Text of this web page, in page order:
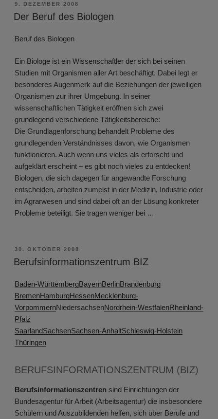
VERÖFFENTLICHT
AM
9. DEZEMBER 2008
Der Beruf des Biologen
Beruf des Biologen
Ein Biologe ist ein Wissenschaftler der sich bei seinen
Studien mit Organismen aller Art beschäftigt. Dabei legt er
besonderes Augenmerk auf die Beziehungen der jeweiligen
Organismen zur ihrer Umgebung. In seiner
wissenschaftlichen Tätigkeit eröffnen sich zwei
grundlegend verschiedene Tätigkeitsbereiche:
Die Grundlagenforschung behandelt Probleme des
grundlegenden Verständnisses davon, wie Organismen
funktionieren. Auch wenn uns vieles als erforscht und
aufgeklärt erscheint – es gibt noch vieles zu entdecken!
Biologen, die sich dagegen für angewandte Forschung
entscheiden, arbeiten zumeist in der Medizin, Industrie oder
im Agrarwesen und sind dabei oft an der Lösung konkreter
Probleme beteiligt. Sie tragen weniger bei …
VERÖFFENTLICHT
AM
30. OKTOBER 2008
Berufsinformationszentrum BIZ
Baden-WürttembergBayernBerlinBrandenburg
BremenHamburgHessenMecklenburg-
VorpommernNiedersachsenNordrhein-WestfalenRheinland-
Pfalz
SaarlandSachsenSachsen-AnhaltSchleswig-Holstein
Thüringen
BERUFSINFORMATIONSZENTRUM (BIZ)
Berufsinformationszentren sind Einrichtungen der
Bundesagentur für Arbeit (Arbeitsagentur) die insbesondere
Schülern und Auszubildenden helfen, sich über Berufe und